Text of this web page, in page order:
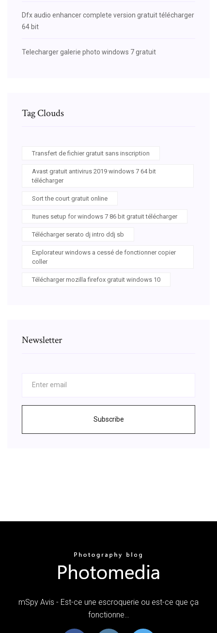
Dfx audio enhancer complete version gratuit télécharger
64 bit
Telecharger galerie photo windows 7 gratuit
Tag Clouds
Transfert de fichier gratuit sans inscription
Avast gratuit antivirus 2019 windows 7 64 bit
télécharger
Sort the court gratuit online
Itunes setup for windows 7 86 bit gratuit télécharger
Télécharger serato dj intro ddj sb
Explorateur windows a cessé de fonctionner copier
coller
Télécharger mozilla firefox gratuit windows 10
Newsletter
Subscribe
mSpy Avis - Est-ce une escroquerie ou est-ce que ça
fonctionne…